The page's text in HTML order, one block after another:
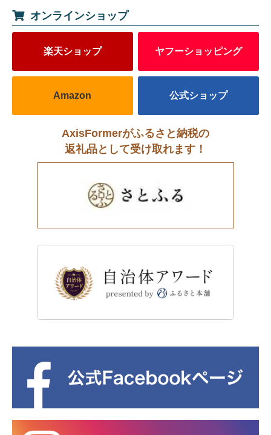
オンラインショップ
楽天ショップ ヤフーショッピング
Amazon 公式ショップ
AxisFormerがふるさと納税の
返礼品として受け取れます！